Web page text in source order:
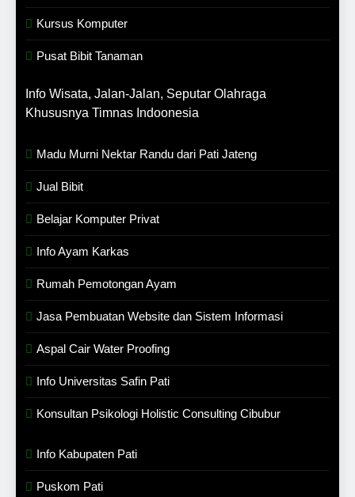
Kursus Komputer
Pusat Bibit Tanaman
Info Wisata, Jalan-Jalan, Seputar Olahraga
Khususnya Timnas Indoonesia
Madu Murni Nektar Randu dari Pati Jateng
Jual Bibit
Belajar Komputer Privat
Info Ayam Karkas
Rumah Pemotongan Ayam
Jasa Pembuatan Website dan Sistem Informasi
Aspal Cair Water Proofing
Info Universitas Safin Pati
Konsultan Psikologi Holistic Consulting Cibubur
Info Kabupaten Pati
Puskom Pati